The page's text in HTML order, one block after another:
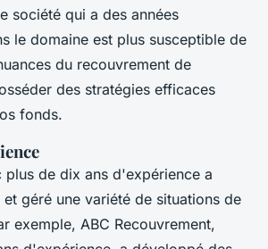
société qui a des années
le domaine est plus susceptible de
du recouvrement de
des stratégies efficaces
fonds.
plus de dix ans d'expérience a
géré une variété de situations de
exemple, ABC Recouvrement,